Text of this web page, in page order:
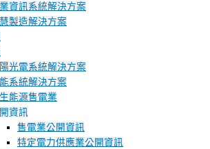
資訊系統解決方案
製造解決方案
光電系統解決方案
系統解決方案
能源售電業
資訊
售電業公開資訊
特定電力供應業公開資訊